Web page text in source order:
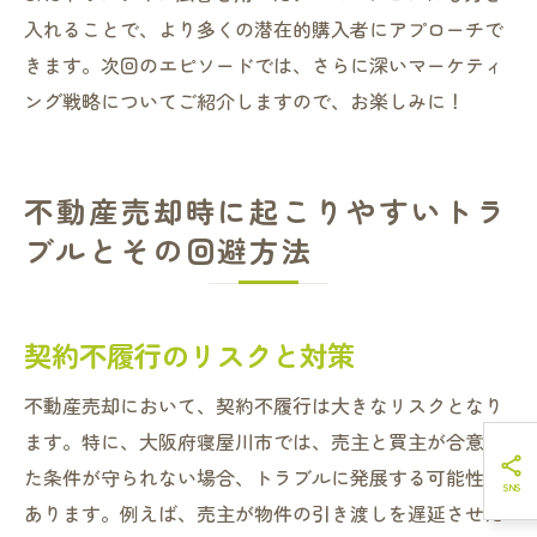
入れることで、より多くの潜在的購入者にアプローチで
きます。次回のエピソードでは、さらに深いマーケティ
ング戦略についてご紹介しますので、お楽しみに！
不動産売却時に起こりやすいトラ
ブルとその回避方法
契約不履行のリスクと対策
不動産売却において、契約不履行は大きなリスクとなり
ます。特に、大阪府寝屋川市では、売主と買主が合意し
た条件が守られない場合、トラブルに発展する可能性が
あります。例えば、売主が物件の引き渡しを遅延させた